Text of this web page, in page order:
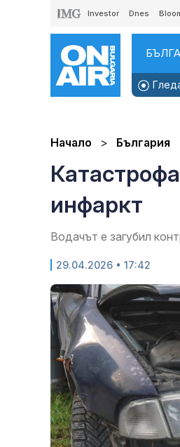
Investor Dnes
Начало България
инфаркт
Водачът е загубил
29.04.2026 • 17:42